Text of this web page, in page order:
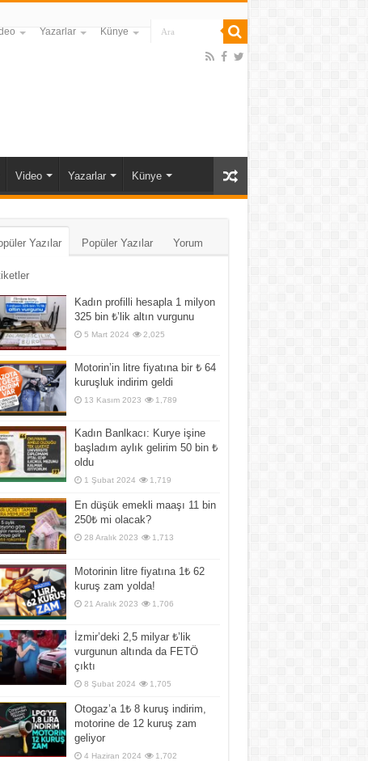
Yazarlar Künye
Video Yazarlar Künye
Yazılar Popüler Yazılar Yorum
Kadın profilli hesapla 1 milyon
325 bin ₺’lik altın vurgunu
5 Mart 2024 2,025
Motorin’in litre fiyatına bir ₺ 64
kuruşluk indirim geldi
13 Kasım 2023 1,789
Kadın Banlkacı: Kurye işine
başladım aylık gelirim 50 bin ₺
oldu
1 Şubat 2024 1,719
En düşük emekli maaşı 11 bin
250₺ mi olacak?
28 Aralık 2023 1,713
Motorinin litre fiyatına 1₺ 62
kuruş zam yolda!
21 Aralık 2023 1,706
İzmir’deki 2,5 milyar ₺’lik
vurgunun altında da FETÖ
çıktı
8 Şubat 2024 1,705
Otogaz’a 1₺ 8 kuruş indirim,
motorine de 12 kuruş zam
geliyor
4 Haziran 2024 1,702